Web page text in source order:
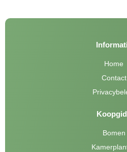
Home
Contact
Bomen